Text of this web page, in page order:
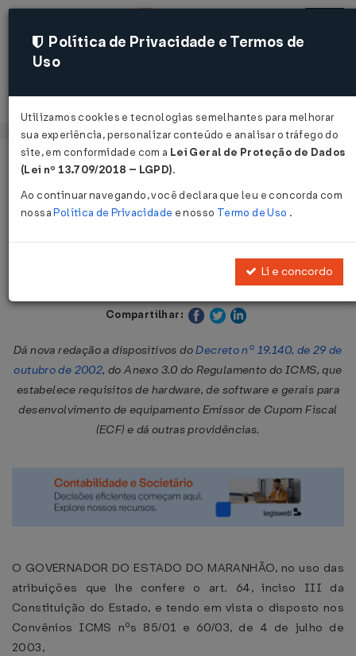
Acessar
Página Inicial Legislações
Decreto nº 19.890 de 19/09/2003
Publicado no DOE - MA em 26 set 2003
Compartilhar:
Dá nova redação a dispositivos doDecreto nº 19.140, de 29 de
outubro de 2002, do Anexo 3.0 do Regulamento do ICMS, que
estabelece requisitos de hardware, de software e gerais para
desenvolvimento de equipamento Emissor de Cupom Fiscal
(ECF) e dá outras providências.
O GOVERNADOR DO ESTADO DO MARANHÃO, no uso das
atribuições que lhe confere o art. 64, inciso III da
Constituição do Estado, e tendo em vista o disposto nos
Convênios ICMS nºs 85/01 e 60/03, de 4 de julho de
2003,
Política de Privacidade e Termos de
Uso
Utilizamos cookies e tecnologias semelhantes para melhorar
sua experiência, personalizar conteúdo e analisar o tráfego do
site, em conformidade com a Lei Geral de Proteção de Dados
(Lei nº 13.709/2018 – LGPD).
Ao continuar navegando, você declara que leu e concorda com
nossaPolítica de Privacidade e nosso Termo de Uso .
Li e concordo